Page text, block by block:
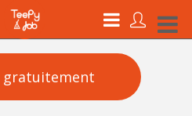
gratuitement